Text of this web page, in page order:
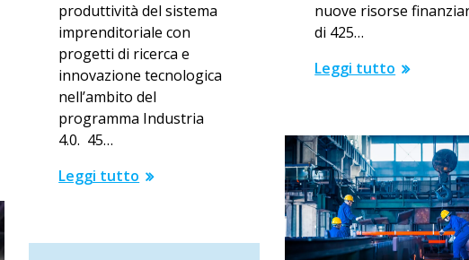
produttività del sistema
imprenditoriale con
progetti di ricerca e
innovazione tecnologica
nell’ambito del
programma Industria
4.0. 45…
Leggi tutto
nuove risorse
di 425…
Leggi tutto